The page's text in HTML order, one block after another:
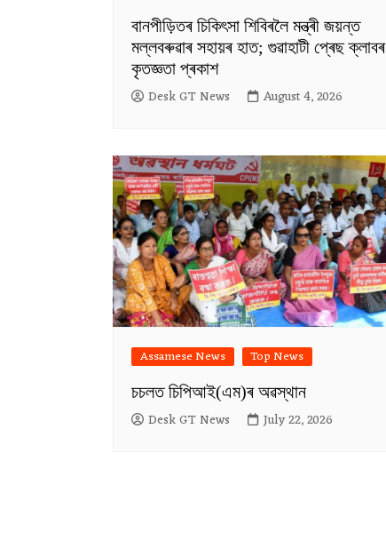
বানপীড়িতৰ চিকিৎসা শিবিৰলৈ মন্ত্ৰী জয়ন্ত
মল্লবৰুৱাৰ সহায়ৰ হাত; গুৱাহাটী প্ৰেছ ক্লাবৰ
কৃতজ্ঞতা প্ৰকাশ
Desk GT News August 4, 2026
Assamese News Top News
চচলত চিপিআই(এম)ৰ অৱস্থান
Desk GT News July 22, 2026